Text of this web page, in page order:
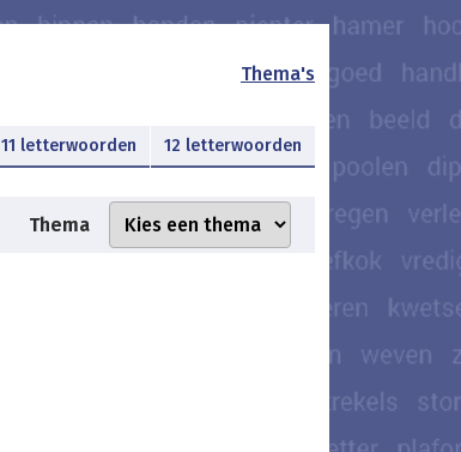
Thema's
11 letterwoorden 12 letterwoorden
Thema